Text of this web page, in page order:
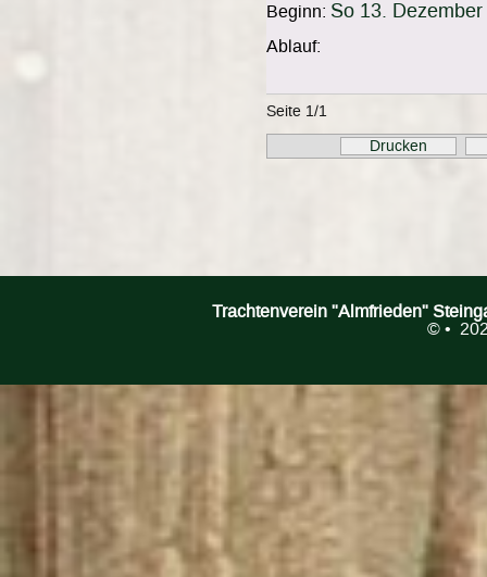
Trachtenverein "Almfrieden"
© •
Beginn: So 13.
Ablauf:
Seite 1/1
Drucken